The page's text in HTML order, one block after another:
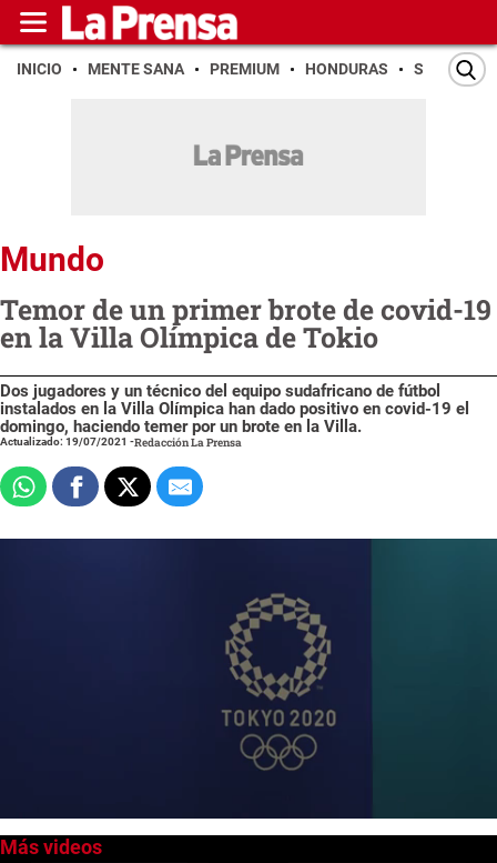
INICIO MENTE SANA PREMIUM HONDURAS SAN PEDRO
Mundo
Temor de un primer brote de covid-19
en la Villa Olímpica de Tokio
Dos jugadores y un técnico del equipo sudafricano de fútbol
instalados en la Villa Olímpica han dado positivo en covid-19 el
domingo, haciendo temer por un brote en la Villa.
Actualizado: 19/07/2021 -Redacción La Prensa
of